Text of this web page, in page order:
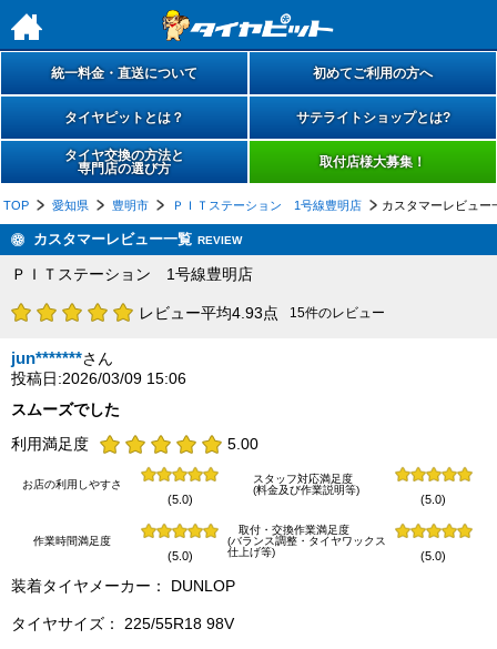
h
統一料金・直送について 初めてご利用の方へ
タイヤピットとは？ サテライトショップとは?
タイヤ交換の方法と
専門店の選び方
取付店様大募集！
TOP 愛知県 豊明市 ＰＩＴステーション 1号線豊明店 カスタマーレビュー
カスタマーレビュー一覧 REVIEW
ＰＩＴステーション 1号線豊明店
レビュー平均4.93点 15件のレビュー
jun*******さん
投稿日:2026/03/09 15:06
スムーズでした
利用満足度
5.00
お店の利用しやすさ
(5.0)
スタッフ対応満足度
(料金及び作業説明等)
(5.0)
作業時間満足度
(5.0)
取付・交換作業満足度
(バランス調整・タイヤワックス
仕上げ等)
(5.0)
装着タイヤメーカー： DUNLOP
タイヤサイズ： 225/55R18 98V